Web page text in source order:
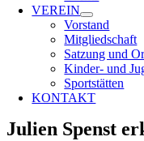
VEREIN
Vorstand
Mitgliedschaft
Satzung und
Kinder- und
Sportstätten
KONTAKT
Julien Spenst